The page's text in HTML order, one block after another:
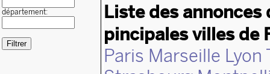
Liste des
pincipales villes de
Paris Marseille Lyon
département: